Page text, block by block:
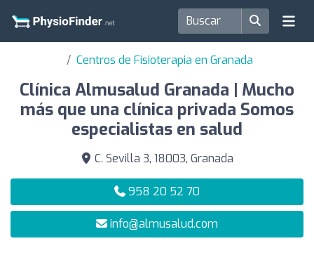
Centros de Fisioterapia en Granada
Clínica Almusalud Granada | Mucho
más que una clínica privada Somos
especialistas en salud
C. Sevilla 3, 18003, Granada
958 20 52 70
info@almusalud.com